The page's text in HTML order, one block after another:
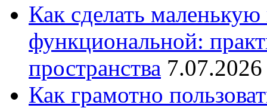
Как сделать
функциональной:
пространства
Как грамотно